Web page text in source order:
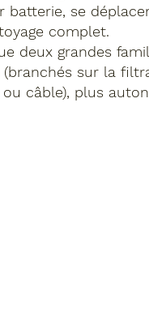
batterie, se
complet.
deux grandes
sur la
câble), plus